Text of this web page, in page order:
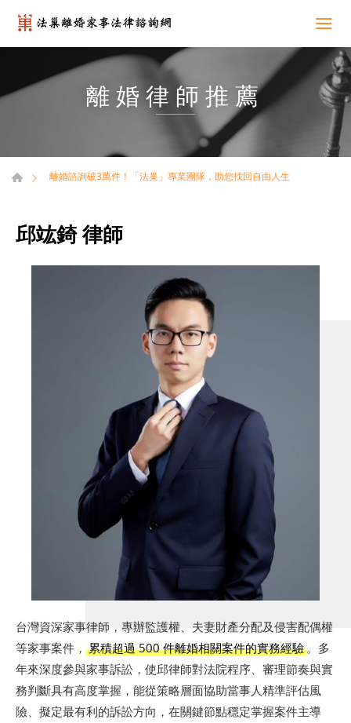
離婚律師推薦
離婚諮詢破3萬件！「法巢」專業團隊，助您找回自由人生
邱竑錡 律師
台灣資深家事律師，專辦監護權、夫妻財產分配及侵害配偶權
等家事案件， 累積超過 500 件離婚相關案件的實務經驗 。多
年來深度參與家事訴訟，使邱律師對法院程序、審理節奏與實
務判斷具有高度掌握，能從策略層面協助當事人精準評估風
險、擬定最有利的訴訟方向，在關鍵節點穩定掌握案件主導